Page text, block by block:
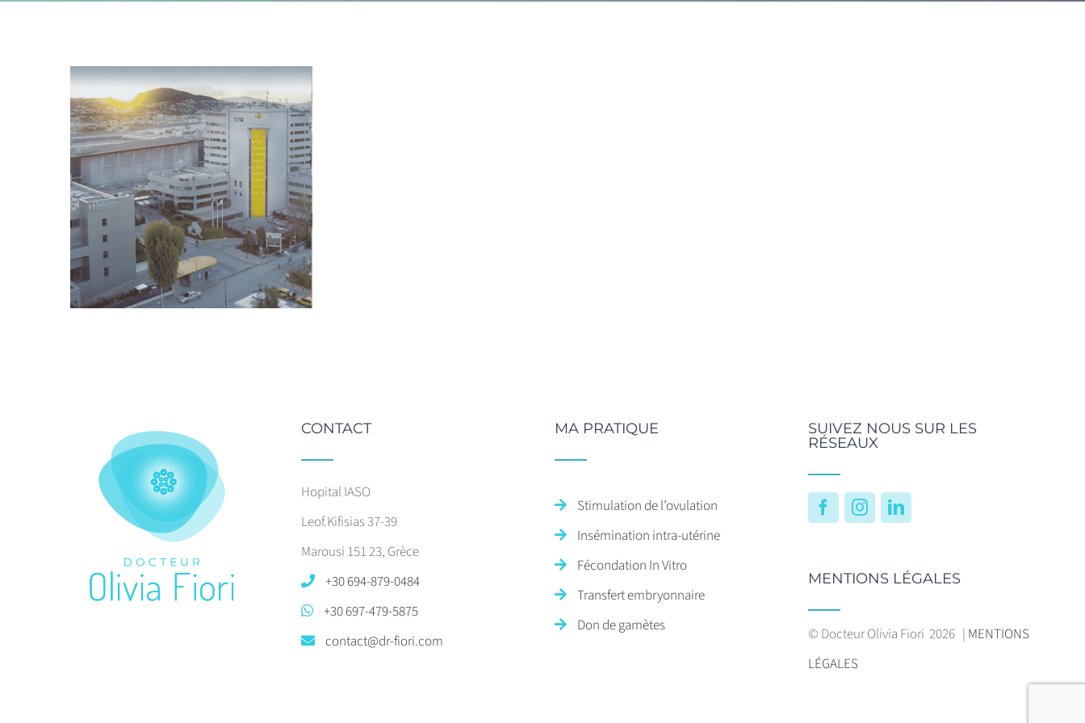
CONTACT
Hopital IASO
Leof.Kifisias 37-39
Marousi 151 23, Grèce
+30 694-879-0484
+30 697-479-5875
contact@dr-fiori.com
MA PRATIQUE
Stimulation de l’ovulation
Insémination intra-utérine
Fécondation In Vitro
Transfert embryonnaire
Don de gamètes
SUIVEZ NOUS SUR LES
RÉSEAUX
FacebookInstagramLinkedIn
MENTIONS LÉGALES
© Docteur Olivia Fiori2026 | MENTIONS
LÉGALES